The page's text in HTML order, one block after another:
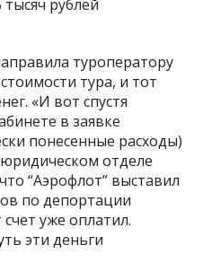
туроператору
тура, и тот
«И вот спустя
в заявке
понесенные расходы)
отделе
“Аэрофлот” выставил
по депортации
уже оплатил.
эти деньги